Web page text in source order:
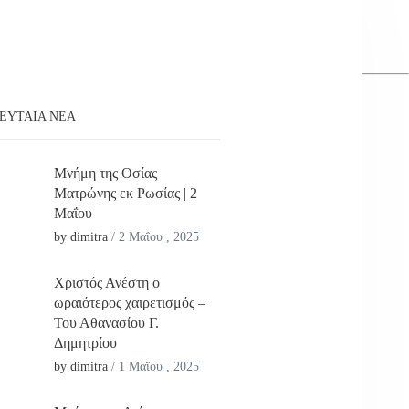
ΝΕΑ
Μνήμη της Οσίας
Ματρώνης εκ Ρωσίας | 2
Μαΐου
by dimitra / 2 Μαΐου , 2025
Χριστός Ανέστη ο
ωραιότερος χαιρετισμός –
Του Αθανασίου Γ.
Δημητρίου
by dimitra / 1 Μαΐου , 2025